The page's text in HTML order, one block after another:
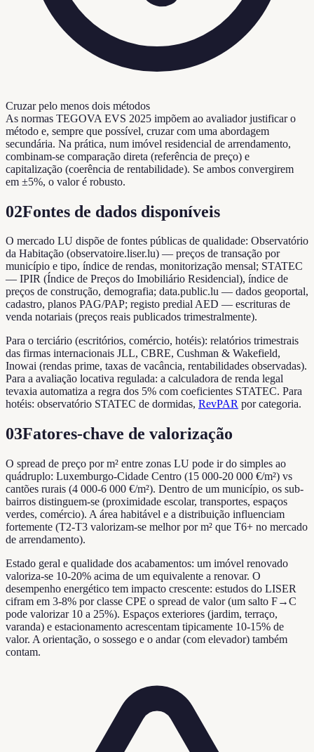
Cruzar pelo menos dois métodos
As normas TEGOVA EVS 2025 impõem ao avaliador justificar o
método e, sempre que possível, cruzar com uma abordagem
secundária. Na prática, num imóvel residencial de arrendamento,
combinam-se comparação direta (referência de preço) e
capitalização (coerência de rentabilidade). Se ambos convergirem
em ±5%, o valor é robusto.
02Fontes de dados disponíveis
O mercado LU dispõe de fontes públicas de qualidade: Observatório
da Habitação (observatoire.liser.lu) — preços de transação por
município e tipo, índice de rendas, monitorização mensal; STATEC
— IPIR (Índice de Preços do Imobiliário Residencial), índice de
preços de construção, demografia; data.public.lu — dados geoportal,
cadastro, planos PAG/PAP; registo predial AED — escrituras de
venda notariais (preços reais publicados trimestralmente).
Para o terciário (escritórios, comércio, hotéis): relatórios trimestrais
das firmas internacionais JLL, CBRE, Cushman & Wakefield,
Inowai (rendas prime, taxas de vacância, rentabilidades observadas).
Para a avaliação locativa regulada: a calculadora de renda legal
tevaxia automatiza a regra dos 5% com coeficientes STATEC. Para
hotéis: observatório STATEC de dormidas, RevPAR por categoria.
03Fatores-chave de valorização
O spread de preço por m² entre zonas LU pode ir do simples ao
quádruplo: Luxemburgo-Cidade Centro (15 000-20 000 €/m²) vs
cantões rurais (4 000-6 000 €/m²). Dentro de um município, os sub-
bairros distinguem-se (proximidade escolar, transportes, espaços
verdes, comércio). A área habitável e a distribuição influenciam
fortemente (T2-T3 valorizam-se melhor por m² que T6+ no mercado
de arrendamento).
Estado geral e qualidade dos acabamentos: um imóvel renovado
valoriza-se 10-20% acima de um equivalente a renovar. O
desempenho energético tem impacto crescente: estudos do LISER
cifram em 3-8% por classe CPE o spread de valor (um salto F→C
pode valorizar 10 a 25%). Espaços exteriores (jardim, terraço,
varanda) e estacionamento acrescentam tipicamente 10-15% de
valor. A orientação, o sossego e o andar (com elevador) também
contam.